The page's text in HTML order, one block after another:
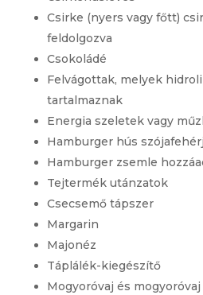
Csirke (nyers vagy főtt)
feldolgozva
Csokoládé
Felvágottak, melyek
tartalmaznak
Energia szeletek vagy
Hamburger hús
Hamburger zsemle
Tejtermék utánzatok
Csecsemő tápszer
Margarin
Majonéz
Táplálék-kiegészítő
Mogyoróvaj és